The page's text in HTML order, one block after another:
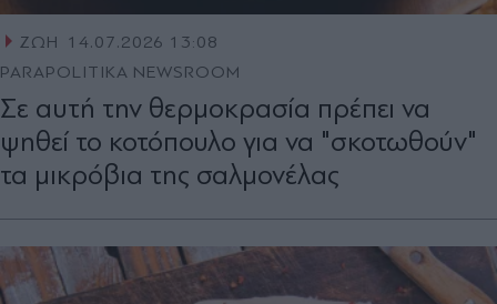
ΖΩΗ
14.07.2026 13:08
PARAPOLITIKA NEWSROOM
Σε αυτή την θερμοκρασία πρέπει να
ψηθεί το κοτόπουλο για να "σκοτωθούν"
τα μικρόβια της σαλμονέλας